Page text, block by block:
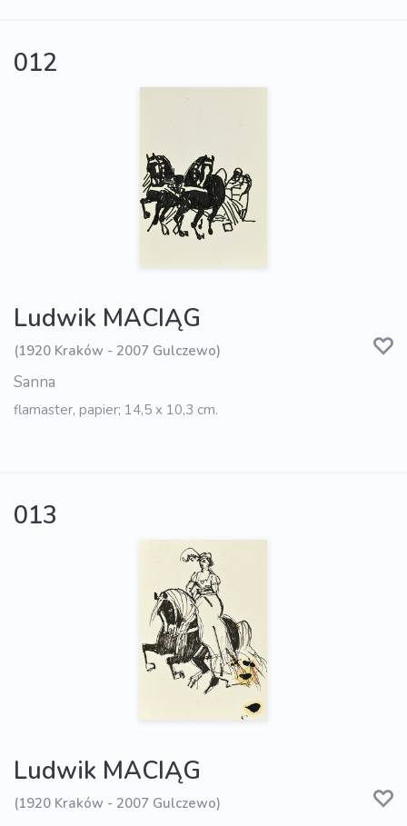
012
Ludwik MACIĄG
(1920 Kraków - 2007 Gulczewo)
Sanna
flamaster, papier; 14,5 x 10,3 cm.
013
Ludwik MACIĄG
(1920 Kraków - 2007 Gulczewo)